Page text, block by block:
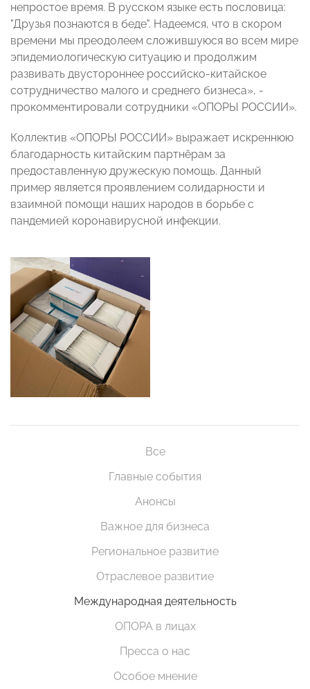
непростое время. В русском языке есть пословица:
"Друзья познаются в беде". Надеемся, что в скором
времени мы преодолеем сложившуюся во всем мире
эпидемиологическую ситуацию и продолжим
развивать двустороннее российско-китайское
сотрудничество малого и среднего бизнеса», -
прокомментировали сотрудники «ОПОРЫ РОССИИ».
Коллектив «ОПОРЫ РОССИИ» выражает искреннюю
благодарность китайским партнёрам за
предоставленную дружескую помощь. Данный
пример является проявлением солидарности и
взаимной помощи наших народов в борьбе с
пандемией коронавирусной инфекции.
Все
Главные события
Анонсы
Важное для бизнеса
Региональное развитие
Отраслевое развитие
Международная деятельность
ОПОРА в лицах
Пресса о нас
Особое мнение